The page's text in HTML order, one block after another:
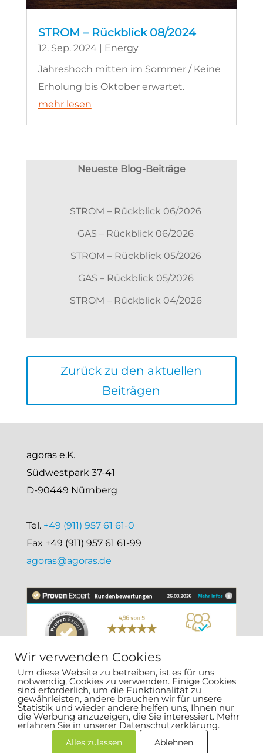
STROM – Rückblick 08/2024
12. Sep. 2024|
Energy
Jahreshoch mitten im Sommer / Keine
Erholung bis Oktober erwartet.
mehr lesen
Neueste Blog-Beiträge
STROM – Rückblick 06/2026
GAS – Rückblick 06/2026
STROM – Rückblick 05/2026
GAS – Rückblick 05/2026
STROM – Rückblick 04/2026
Zurück zu den aktuellen
Beiträgen
agoras e.K.
Südwestpark 37-41
D-90449 Nürnberg
Tel. +49 (911) 957 61 61-0
Fax +49 (911) 957 61 61-99
agoras@agoras.de
Wir verwenden Cookies
Um diese Website zu betreiben, ist es für uns
notwendig, Cookies zu verwenden. Einige Cookies
sind erforderlich, um die Funktionalität zu
gewährleisten, andere brauchen wir für unsere
Statistik und wieder andere helfen uns, Ihnen nur
die Werbung anzuzeigen, die Sie interessiert. Mehr
erfahren Sie in unserer Datenschutzerklärung.
Alles zulassen Ablehnen